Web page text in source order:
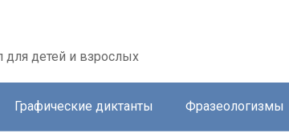
для детей и взрослых
Графические диктанты Фразеологизмы